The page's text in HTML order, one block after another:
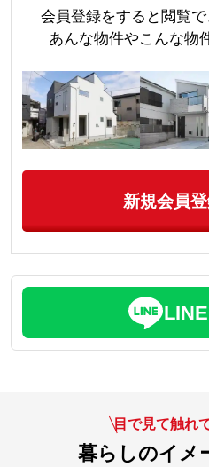
会員登録をすると閲覧
あんな物件やこんな物
新規会員
目で見て触れ
暮らしのイメ